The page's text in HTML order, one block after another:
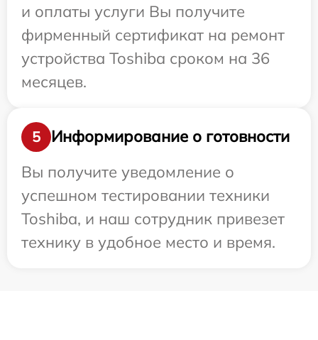
и оплаты услуги Вы получите
фирменный сертификат на ремонт
устройства Toshiba сроком на 36
месяцев.
5
Информирование о готовности
Вы получите уведомление о
успешном тестировании техники
Toshiba, и наш сотрудник привезет
технику в удобное место и время.